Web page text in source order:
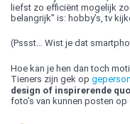
liefst zo efficiënt mogelijk
belangrijk” is: hobby’s, tv
(Pssst… Wist je dat
Hoe kan je hen dan toch
Tieners zijn gek op
design of inspirerende
foto’s van kunnen posten